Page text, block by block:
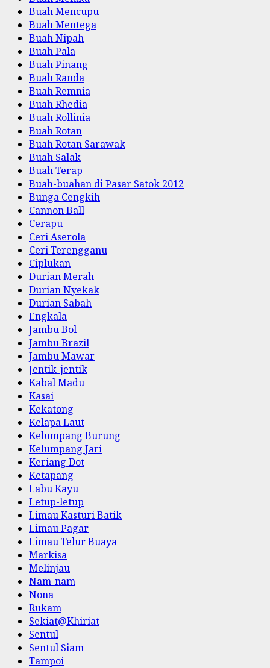
Buah Mencupu
Buah Mentega
Buah Nipah
Buah Pala
Buah Pinang
Buah Randa
Buah Remnia
Buah Rhedia
Buah Rollinia
Buah Rotan
Buah Rotan Sarawak
Buah Salak
Buah Terap
Buah-buahan di Pasar Satok 2012
Bunga Cengkih
Cannon Ball
Cerapu
Ceri Aserola
Ceri Terengganu
Ciplukan
Durian Merah
Durian Nyekak
Durian Sabah
Engkala
Jambu Bol
Jambu Brazil
Jambu Mawar
Jentik-jentik
Kabal Madu
Kasai
Kekatong
Kelapa Laut
Kelumpang Burung
Kelumpang Jari
Keriang Dot
Ketapang
Labu Kayu
Letup-letup
Limau Kasturi Batik
Limau Pagar
Limau Telur Buaya
Markisa
Melinjau
Nam-nam
Nona
Rukam
Sekiat@Khiriat
Sentul
Sentul Siam
Tampoi